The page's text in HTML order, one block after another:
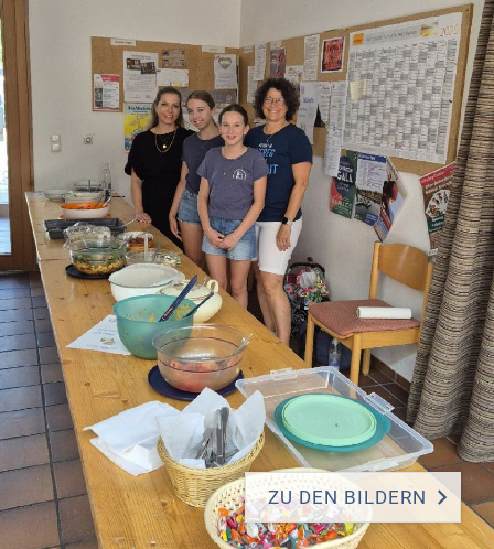
ZU DEN BILDERN